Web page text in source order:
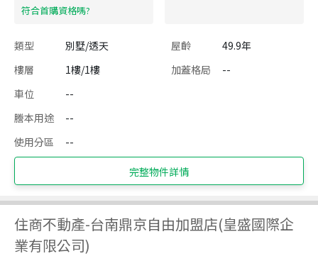
​符合首購資格嗎?
類型 別墅/透天 屋齡
49.9年
樓層
1樓/1樓 加蓋格局
--
車位
--
謄本用途
--
使用分區
--
完整物件詳情
住商不動產-台南鼎京自由加盟店(皇盛國際企
業有限公司)